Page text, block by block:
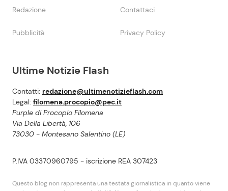
Ultime Notizie Flash
Contatti: redazione@ultimenotizieflash.com
Legal: filomena.procopio@pec.it
Purple di Procopio Filomena
Via Della Libertà, 106
73030 - Montesano Salentino (LE)
P.IVA 03370960795 - iscrizione REA 307423
Questo blog non rappresenta una testata giornalistica in quanto viene
Redazione Contattaci
Pubblicità Privacy Policy